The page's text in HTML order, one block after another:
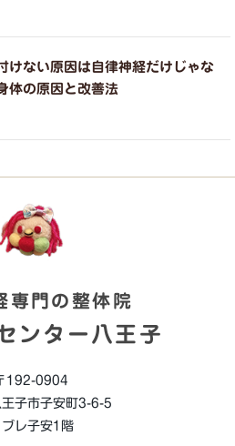
けない原因は自律神経だけじゃな
体の原因と改善法
専門の整体院
ンター八王子
192-0904
子市子安町3-6-5
ブレ子安1階